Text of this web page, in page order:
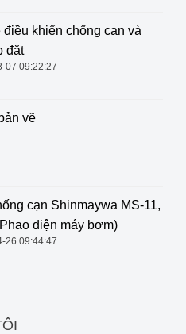
điều khiển chống cạn và
đặt
07 09:22:27
nước làm theo bản vẽ
cạn Shinmaywa MS-11,
điện máy bơm)
26 09:44:47